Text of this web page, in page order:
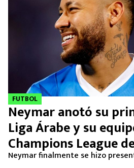
FUTBOL
Neymar anotó su
Liga Árabe y su
Champions League
Neymar finalmente se hizo